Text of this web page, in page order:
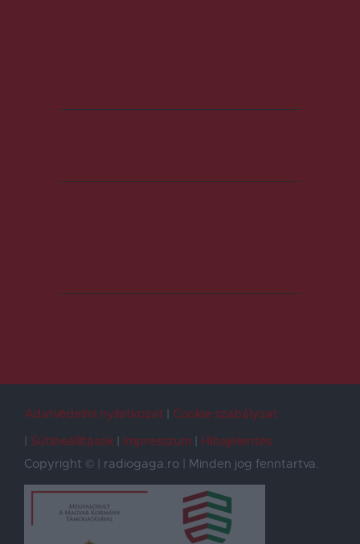
Adatvédelmi nyilatkozat
Cookie szabályzat
Sütibeállítások
Impresszum
Hibajelentés
Copyright © | radiogaga.ro | Minden jog fenntartva.